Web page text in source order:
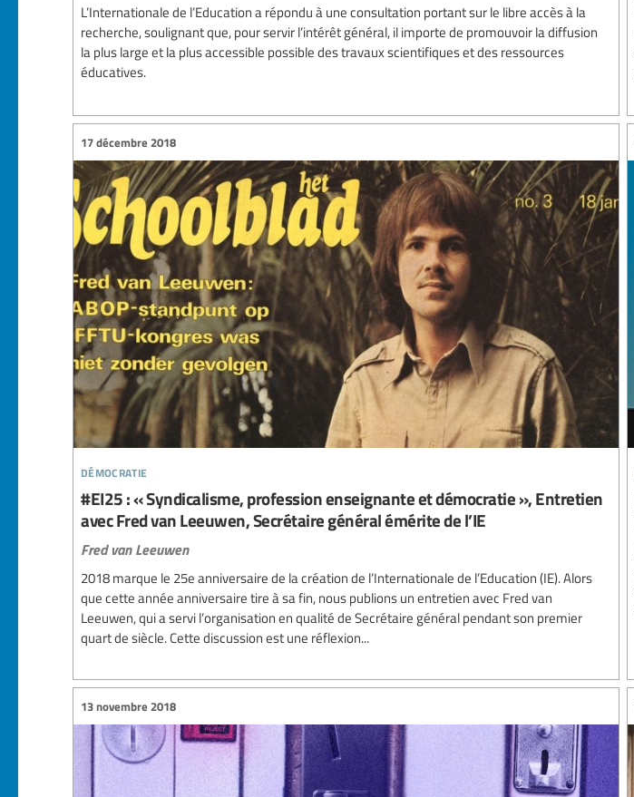
L’Internationale de l’Education a répondu à une consultation portant sur le libre accès à la
recherche, soulignant que, pour servir l’intérêt général, il importe de promouvoir la diffusion
la plus large et la plus accessible possible des travaux scientifiques et des ressources
éducatives.
démocratie
17 décembre 2018
#EI25 : « Syndicalisme, profession enseignante et démocratie », Entretien
avec Fred van Leeuwen, Secrétaire général émérite de l’IE
Fred van Leeuwen
2018 marque le 25e anniversaire de la création de l’Internationale de l’Education (IE). Alors
que cette année anniversaire tire à sa fin, nous publions un entretien avec Fred van
Leeuwen, qui a servi l’organisation en qualité de Secrétaire général pendant son premier
quart de siècle. Cette discussion est une réflexion...
13 novembre 2018